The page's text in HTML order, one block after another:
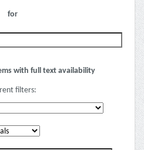
for
with full text availability
filters: